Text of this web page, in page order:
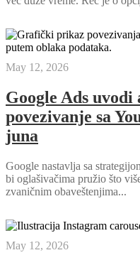
May 12, 2026
Google Ads uvodi
povezivanje sa
juna
Google nastavlja sa
bi oglašivačima pružio što
zvaničnim obaveštenjima...
May 12, 2026